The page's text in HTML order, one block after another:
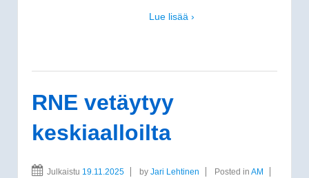
Lue lisää ›
RNE vetäytyy
keskiaalloilta
Julkaistu 19.11.2025 by Jari Lehtinen Posted in AM